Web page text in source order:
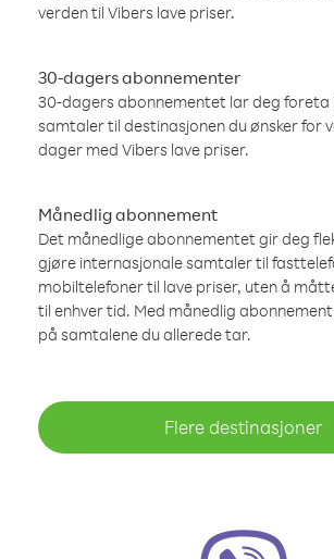
verden til Vibers lave priser.
30-dagers abonnementer
30-dagers abonnementet lar deg foreta
samtaler til destinasjonen du ønsker for
dager med Vibers lave priser.
Månedlig abonnement
Det månedlige abonnementet gir deg
gjøre internasjonale samtaler til
mobiltelefoner til lave priser, uten å
til enhver tid. Med månedlig
på samtalene du allerede tar.
Flere destinasjoner